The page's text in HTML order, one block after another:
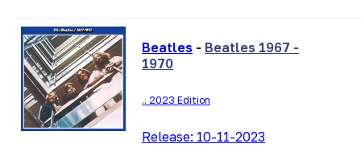
Beatles - Beatles 1967 -
1970
.. 2023 Edition
Release: 10-11-2023